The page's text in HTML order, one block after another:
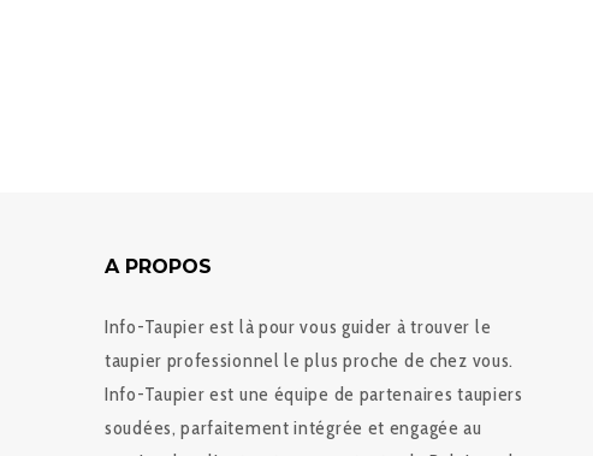
A PROPOS
Info-Taupier est là pour vous guider à trouver le
taupier professionnel le plus proche de chez vous.
Info-Taupier est une équipe de partenaires taupiers
soudées, parfaitement intégrée et engagée au